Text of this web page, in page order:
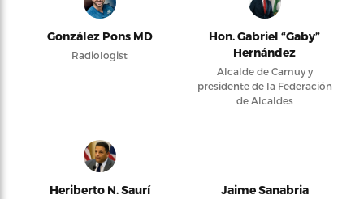
González Pons MD
Radiologist
Hon. Gabriel “Gaby”
Hernández
Alcalde de Camuy y
presidente de la Federación
de Alcaldes
Heriberto N. Saurí Jaime Sanabria